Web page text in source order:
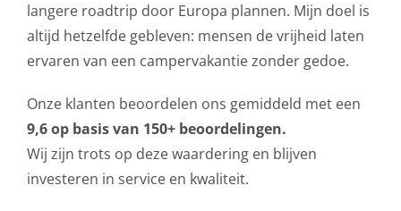
langere roadtrip door Europa plannen. Mijn doel is
altijd hetzelfde gebleven: mensen de vrijheid laten
ervaren van een campervakantie zonder gedoe.
Onze klanten beoordelen ons gemiddeld met een
9,6 op basis van 150+ beoordelingen.
Wij zijn trots op deze waardering en blijven
investeren in service en kwaliteit.